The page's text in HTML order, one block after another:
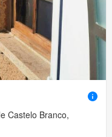
Castelo Branco,